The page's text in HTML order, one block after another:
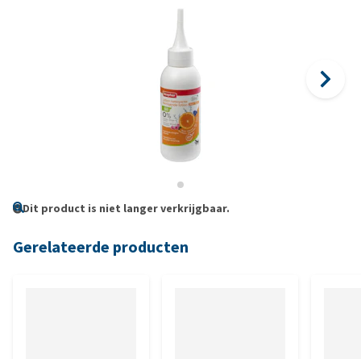
Dit product is niet langer verkrijgbaar.
Gerelateerde producten